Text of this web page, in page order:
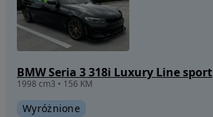
BMW Seria 3 318i Luxury Line sport
1998 cm3 • 156 KM
Wyróżnione